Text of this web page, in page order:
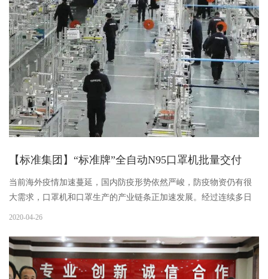
体装备制造部工程师孟赵一一行来陕鼓座谈交流。陕鼓集团党委副
书记、总经理刘金平；陕鼓动力总经理陈党民；陕鼓集团常务副总
经理牛东儒；陕鼓集团副总经理...
【标准集团】“标准牌”全自动N95口罩机批量交付
当前海外疫情加速蔓延，国内防疫形势依然严峻，防疫物资仍有很
大需求，口罩机和口罩生产的产业链条正加速发展。经过连续多日
的技术攻关和紧张组装调试，由中国标准工业集团有限公司（以下
线，发往防疫物资生产厂家，为国内外防疫物资生产注入了“标准牌”
新的生产能力。 ４月２３日，记者在标准集团临潼厂区的一个生
产车间里看到了井然有序的繁忙景象：自控系统的配电柜旁，红白
2020-04-26